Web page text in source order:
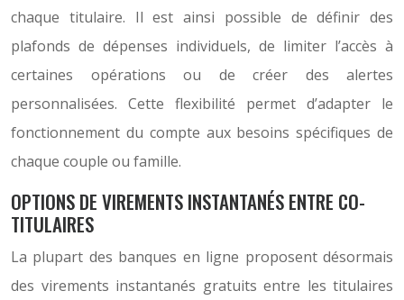
chaque titulaire. Il est ainsi possible de définir des
plafonds de dépenses individuels, de limiter l’accès à
certaines opérations ou de créer des alertes
personnalisées. Cette flexibilité permet d’adapter le
fonctionnement du compte aux besoins spécifiques de
chaque couple ou famille.
OPTIONS DE VIREMENTS INSTANTANÉS ENTRE CO-
TITULAIRES
La plupart des banques en ligne proposent désormais
des virements instantanés gratuits entre les titulaires